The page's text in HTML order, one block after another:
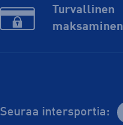
Turvallinen
maksaminen
Seuraa intersportia: